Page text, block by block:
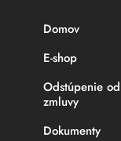
Domov
E-shop
Odstúpenie od
zmluvy
Dokumenty